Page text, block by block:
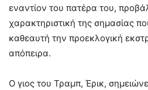
εναντίον του πατέρα του,
χαρακτηριστική της σημασίας
καθεαυτή την προεκλογική
απόπειρα.
Ο γιος του Τραμπ, Έρικ,